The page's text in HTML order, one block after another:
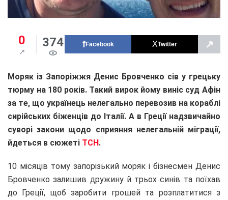
0 374 Facebook Twitter ↗
Моряк із Запоріжжя Денис Бровченко сів у грецьку
тюрму на 180 років. Такий вирок йому виніс суд Афін
за те, що українець нелегально перевозив на кораблі
сирійських біженців до Італії. А в Греції надзвичайно
суворі закони щодо сприяння нелегальній міграції,
йдеться в сюжеті ТСН.
10 місяців тому запорізький моряк і бізнесмен Денис
Бровченко залишив дружину й трьох синів та поїхав
до Греції, щоб заробити грошей та розплатитися з